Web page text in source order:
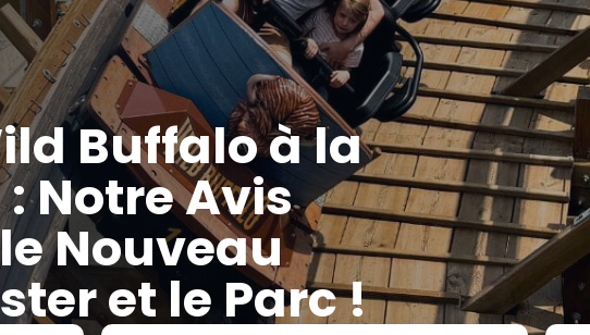
Buffalo à la
Notre Avis
Nouveau
et le Parc !